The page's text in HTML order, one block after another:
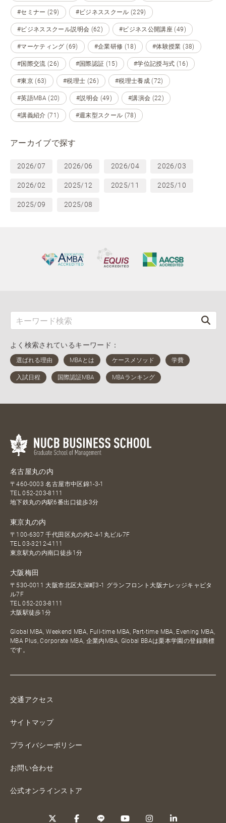
#セミナー (29) #ビジネススクール (229)
#ビジネススクール説明会 (62) #ビジネス公開講座 (49)
#マーケティング (69) #企業研修 (18) #体験授業 (38)
#国際交流 (26) #国際認証 (15) #学位記授与式 (16)
#東京 (63) #税理士 (26) #税理士養成 (72)
#英語MBA (20) #説明会 (49) #講演会 (22)
#講義紹介 (71) #週末型スクール (78)
アーカイブで探す
2026/07 2026/06 2026/04 2026/03
2026/02 2025/12 2025/11 2025/10
2025/09 2025/08
よく検索されているキーワード：
名古屋丸の内
〒460-0003 名古屋市中区錦1-3-1
TEL052-203-8111
地下鉄丸の内駅6番出口徒歩3分
東京丸の内
〒100-6307 千代田区丸の内2-4-1丸ビル7F
TEL03-3212-4111
東京駅丸の内南口徒歩1分
大阪梅田
〒530-0011 大阪市北区大深町3-1 グランフロント大阪ナレッジキャピタ
ル7F
TEL052-203-8111
大阪駅徒歩1分
Global MBA, Weekend MBA, Full-time MBA, Part-time MBA, Evening MBA,
MBA Plus, Corporate MBA, 企業内MBA, Global BBAは栗本学園の登録商標
です。
交通アクセス
サイトマップ
プライバシーポリシー
お問い合わせ
公式オンラインストア